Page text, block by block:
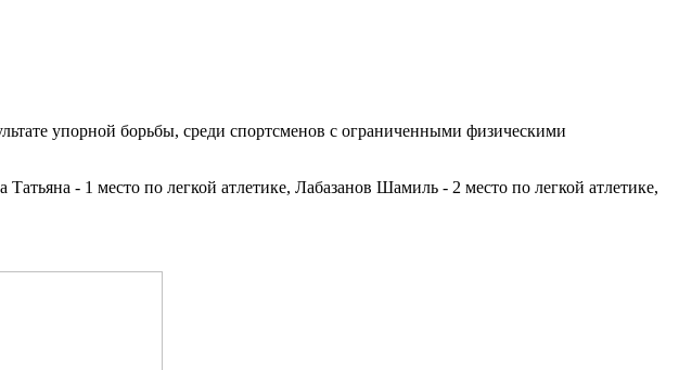
упорной борьбы, среди спортсменов с ограниченными физическими
- 1 место по легкой атлетике, Лабазанов Шамиль - 2 место по легкой атлетике,